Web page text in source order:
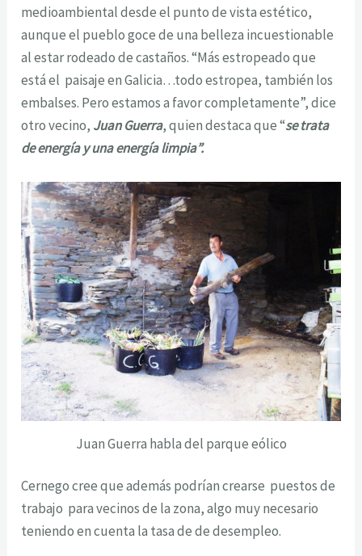
medioambiental desde el punto de vista estético,
aunque el pueblo goce de una belleza incuestionable
al estar rodeado de castaños. “Más estropeado que
está el paisaje en Galicia…todo estropea, también los
embalses. Pero estamos a favor completamente”, dice
otro vecino, Juan Guerra, quien destaca que “se trata
de energía y una energía limpia”.
Juan Guerra habla del parque eólico
Cernego cree que además podrían crearse puestos de
trabajo para vecinos de la zona, algo muy necesario
teniendo en cuenta la tasa de de desempleo.